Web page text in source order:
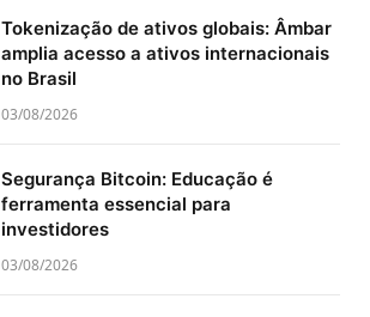
Tokenização de ativos globais: Âmbar
amplia acesso a ativos internacionais
no Brasil
03/08/2026
Segurança Bitcoin: Educação é
ferramenta essencial para
investidores
03/08/2026